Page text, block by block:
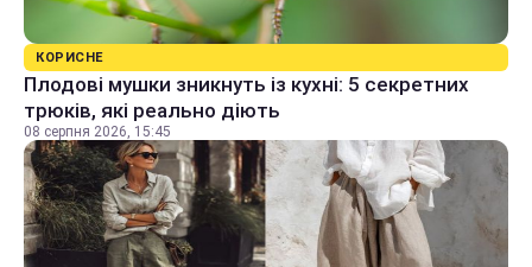
КОРИСНЕ
Плодові мушки зникнуть із кухні: 5 секретних
трюків, які реально діють
08 серпня 2026, 15:45